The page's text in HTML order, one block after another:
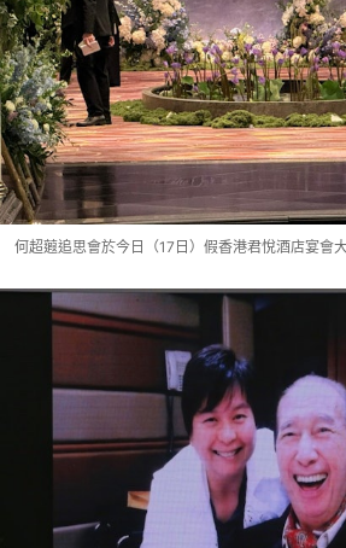
何超蕸追思會於今日（17日）假香港君悅酒店宴會